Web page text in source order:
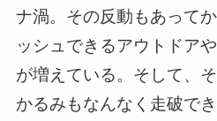
ナ渦。その反動もあって
ッシュできるアウトドア
が増えている。そして、
かるみもなんなく走破で